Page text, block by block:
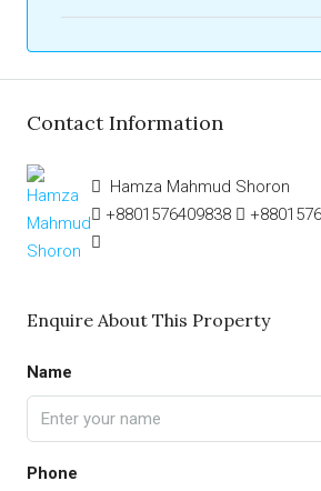
Contact Information
Hamza Mahmud Shoron
+8801576409838
Enquire About This Property
Name
Phone